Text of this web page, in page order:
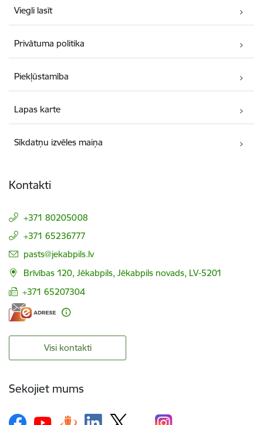
Viegli lasīt
Privātuma politika
Piekļūstamība
Lapas karte
Sīkdatņu izvēles maiņa
Kontakti
+371 80205008
+371 65236777
E-pasts:
pasts@jekabpils.lv
Brīvības 120, Jēkabpils, Jēkabpils novads, LV-5201
+371 65207304
Visi kontakti
Sekojiet mums